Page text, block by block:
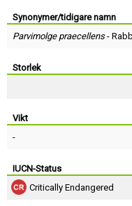
Synonymer/tidigare namn
Parvimolge praecellens- Rabb
Storlek
Vikt
-
IUCN-Status
Critically Endangered